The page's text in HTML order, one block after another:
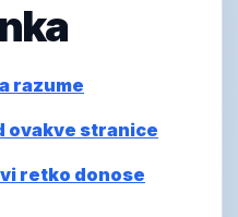
razume
ovakve stranice
retko donose